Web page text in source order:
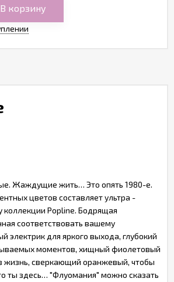
В корзину
Жаждущие жить… Это опять 1980-е.
цветов составляет ультра -
коллекции Popline. Бодрящая
соответствовать вашему
электрик для яркого выхода, глубокий
моментов, хищный фиолетовый
жизнь, сверкающий оранжевый, чтобы
ты здесь… "Флуомания" можно сказать